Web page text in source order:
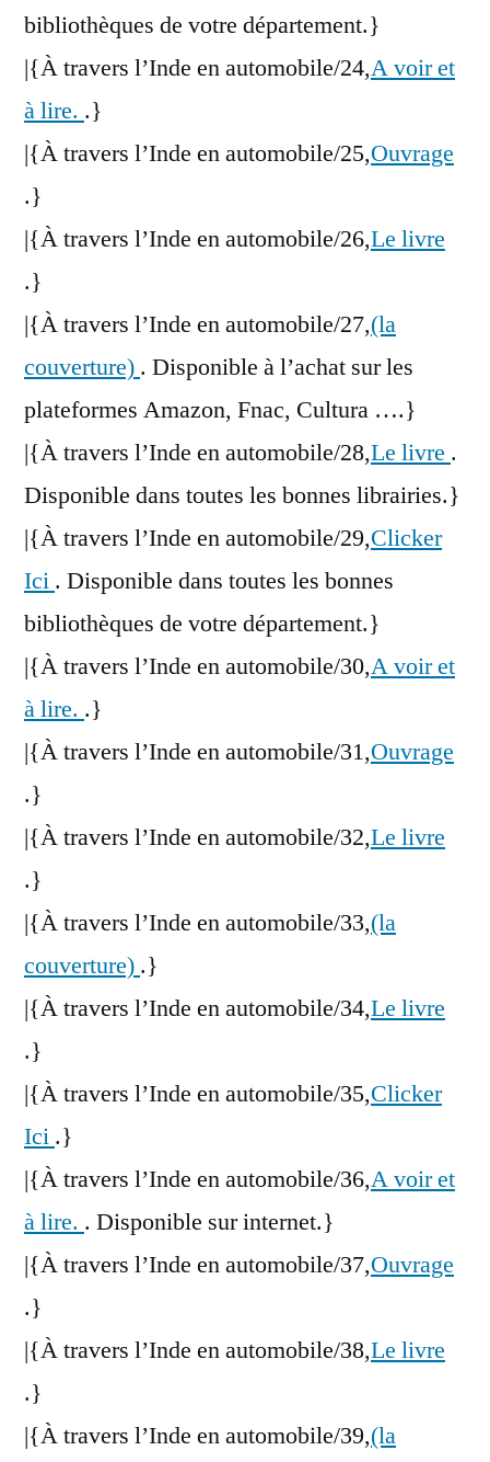
bibliothèques de votre département.}
|{À travers l’Inde en automobile/24,A voir et
à lire. .}
|{À travers l’Inde en automobile/25,Ouvrage
.}
|{À travers l’Inde en automobile/26,Le livre
.}
|{À travers l’Inde en automobile/27,(la
couverture) . Disponible à l’achat sur les
plateformes Amazon, Fnac, Cultura ….}
|{À travers l’Inde en automobile/28,Le livre .
Disponible dans toutes les bonnes librairies.}
|{À travers l’Inde en automobile/29,Clicker
Ici . Disponible dans toutes les bonnes
bibliothèques de votre département.}
|{À travers l’Inde en automobile/30,A voir et
à lire. .}
|{À travers l’Inde en automobile/31,Ouvrage
.}
|{À travers l’Inde en automobile/32,Le livre
.}
|{À travers l’Inde en automobile/33,(la
couverture) .}
|{À travers l’Inde en automobile/34,Le livre
.}
|{À travers l’Inde en automobile/35,Clicker
Ici .}
|{À travers l’Inde en automobile/36,A voir et
à lire. . Disponible sur internet.}
|{À travers l’Inde en automobile/37,Ouvrage
.}
|{À travers l’Inde en automobile/38,Le livre
.}
|{À travers l’Inde en automobile/39,(la